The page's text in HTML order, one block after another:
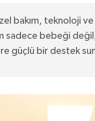
bakım, teknoloji
sadece bebeği
güçlü bir destek